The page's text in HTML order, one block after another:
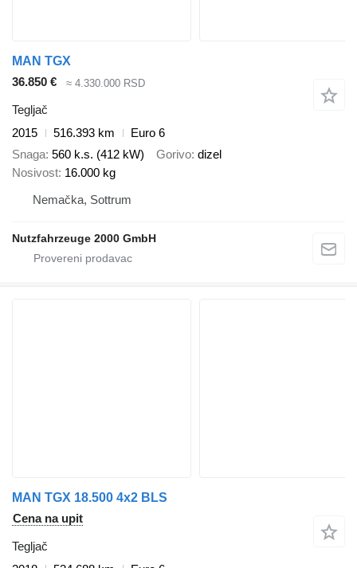
MAN TGX
36.850 €
≈ 4.330.000 RSD
Tegljač
2015
516.393 km
Euro 6
Snaga 560 k.s. (412 kW) Gorivo dizel
Nosivost 16.000 kg
Nemačka, Sottrum
Nutzfahrzeuge 2000 GmbH
MAN TGX 18.500 4x2 BLS
Cena na upit
Tegljač